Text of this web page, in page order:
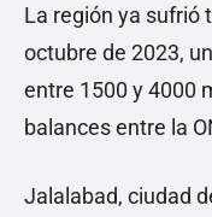
La región ya sufrió
octubre de 2023,
entre 1500 y 4000
balances entre la
Jalalabad, ciudad